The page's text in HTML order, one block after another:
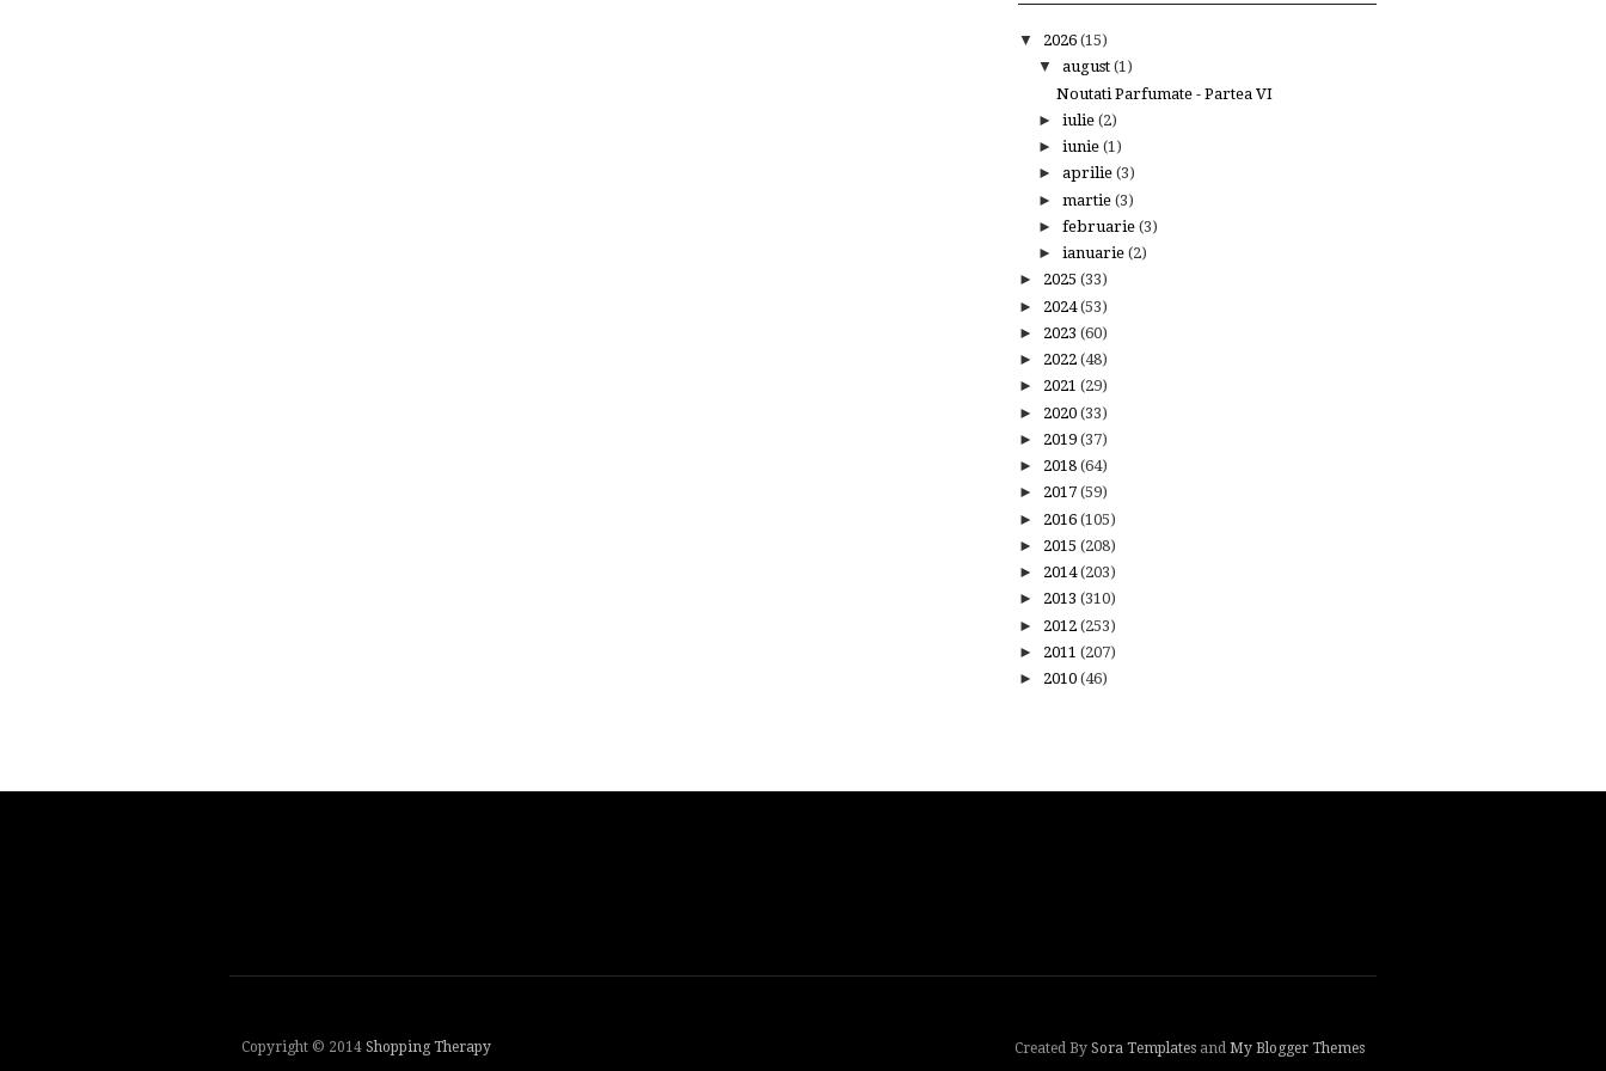
▼ 2026 (15)
▼ august (1)
Noutati Parfumate - Partea VI
► iulie (2)
► iunie (1)
► aprilie (3)
► martie (3)
► februarie (3)
► ianuarie (2)
► 2025 (33)
► 2024(53)
► 2023 (60)
► 2022 (48)
► 2021 (29)
► 2020 (33)
► 2019 (37)
► 2018 (64)
► 2017 (59)
► 2016 (105)
► 2015 (208)
► 2014(203)
► 2013 (310)
► 2012 (253)
► 2011 (207)
► 2010 (46)
Copyright © 2014 Shopping Therapy Created By Sora Templates and My Blogger Themes